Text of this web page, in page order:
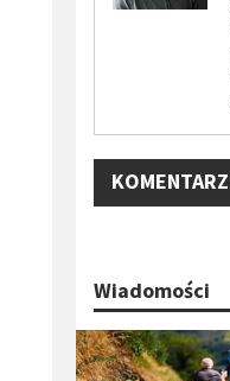
Wiadomości